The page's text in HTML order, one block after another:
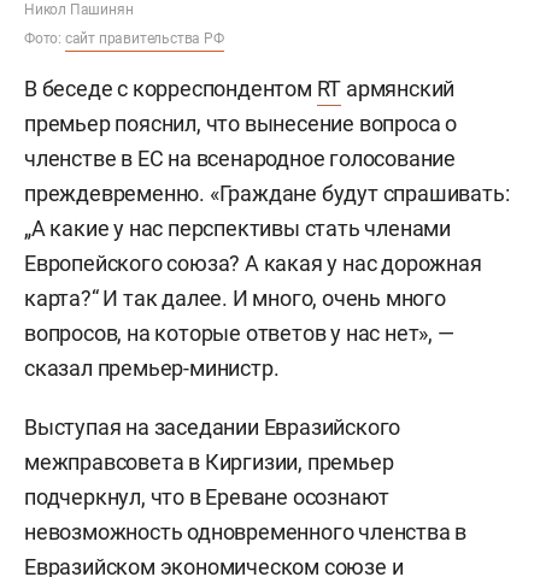
Никол Пашинян
Фото: сайт правительства РФ
В беседе с корреспондентом RT армянский
премьер пояснил, что вынесение вопроса о
членстве в ЕС на всенародное голосование
преждевременно. «Граждане будут спрашивать:
„А какие у нас перспективы стать членами
Европейского союза? А какая у нас дорожная
карта?“ И так далее. И много, очень много
вопросов, на которые ответов у нас нет», —
сказал премьер-министр.
Выступая на заседании Евразийского
межправсовета в Киргизии, премьер
подчеркнул, что в Ереване осознают
невозможность одновременного членства в
Евразийском экономическом союзе и